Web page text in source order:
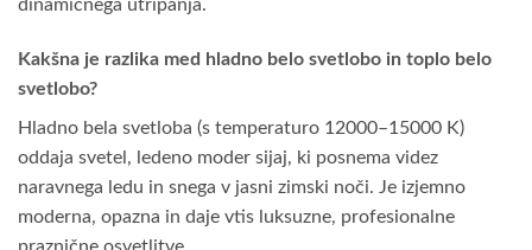
dinamičnega utripanja.
Kakšna je razlika med hladno belo svetlobo in toplo belo
svetlobo?
Hladno bela svetloba (s temperaturo 12000–15000 K)
oddaja svetel, ledeno moder sijaj, ki posnema videz
naravnega ledu in snega v jasni zimski noči. Je izjemno
moderna, opazna in daje vtis luksuzne, profesionalne